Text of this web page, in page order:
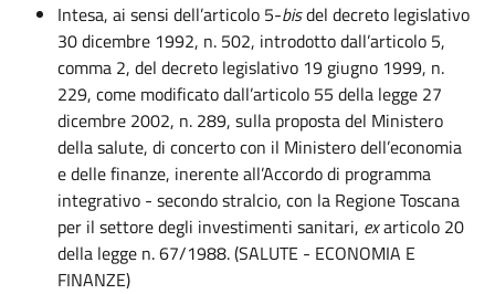
Intesa, ai sensi dell’articolo 5-bisdel decreto legislativo
30 dicembre 1992, n. 502, introdotto dall’articolo 5,
comma 2, del decreto legislativo 19 giugno 1999, n.
229, come modificato dall’articolo 55 della legge 27
dicembre 2002, n. 289, sulla proposta del Ministero
della salute, di concerto con il Ministero dell’economia
e delle finanze, inerente all’Accordo di programma
integrativo - secondo stralcio, con la Regione Toscana
per il settore degli investimenti sanitari, exarticolo 20
della legge n. 67/1988. (SALUTE - ECONOMIA E
FINANZE)